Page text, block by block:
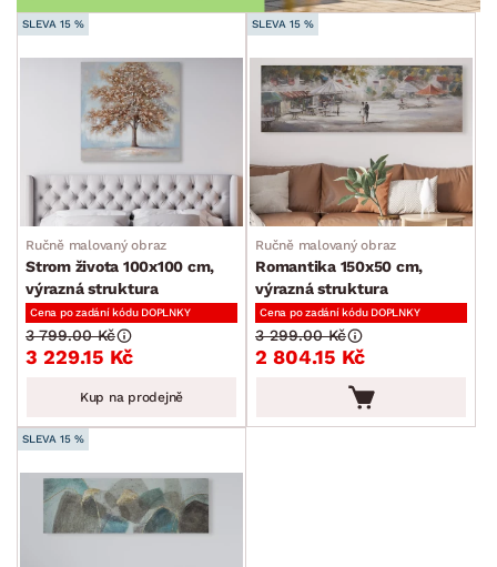
SLEVA 15 %
Ručně malovaný obraz
Strom života 100x100 cm,
výrazná struktura
Cena po zadání kódu DOPLNKY
3 229.15 Kč
3 799.00 Kč
Kup na prodejně
SLEVA 15 %
Ručně malovaný obraz
Romantika 150x50 cm,
výrazná struktura
Cena po zadání kódu DOPLNKY
2 804.15 Kč
3 299.00 Kč
SLEVA 15 %